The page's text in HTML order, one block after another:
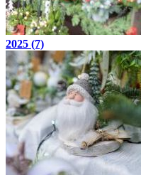
2025 (7)